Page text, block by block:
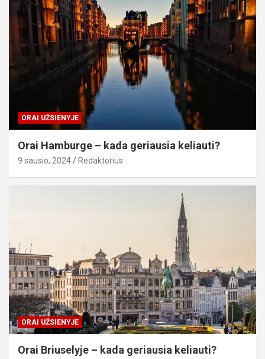
ORAI UŽSIENYJE
Orai Hamburge – kada geriausia keliauti?
9 sausio, 2024 Redaktorius
ORAI UŽSIENYJE
Orai Briuselyje – kada geriausia keliauti?